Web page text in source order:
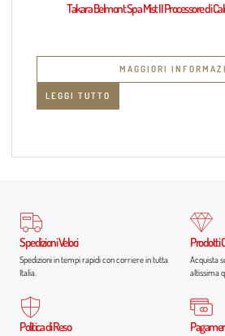
Takara Belmont Spa Mist II Processore di
MAGGIORI
LEGGI TUTTO
Spedizioni Veloci
Spedizioni in tempi rapidi con corriere in tutta
Italia.
Prodotti
Acquista
altissima
Politica di Reso